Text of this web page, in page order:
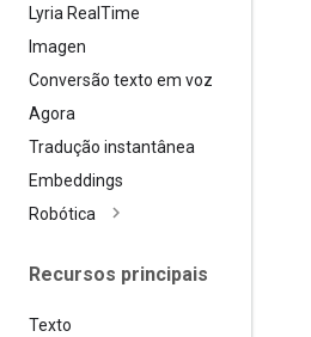
Lyria Real Time
Imagen
Conversão texto em voz
Agora
Tradução instantânea
Embeddings
Robótica
Recursos principais
Texto